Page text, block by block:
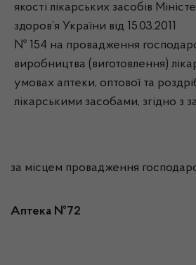
якості лікарських засобів
здоров’я України від 15.03.2011
№ 154 на провадження
виробництва (виготовлення)
умовах аптеки, оптової та
лікарськими засобами, згідно з
за місцем провадження
Аптека №72